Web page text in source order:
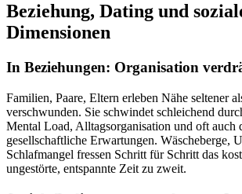
Beziehung, Dating und
Dimensionen
In Beziehungen: Organisation
Familien, Paare, Eltern erleben Nähe seltener
verschwunden. Sie schwindet schleichend
Mental Load, Alltagsorganisation und oft auch
gesellschaftliche Erwartungen. Wäscheberge,
Schlafmangel fressen Schritt für Schritt das
ungestörte, entspannte Zeit zu zweit.